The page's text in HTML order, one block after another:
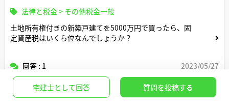
法律と税金> その他税金一般
土地所有権付きの新築戸建てを5000万円で買ったら、固
定資産税はいくら位なんでしょうか？
回答 : 1 2023/05/27
宅建士として回答 質問を投稿する